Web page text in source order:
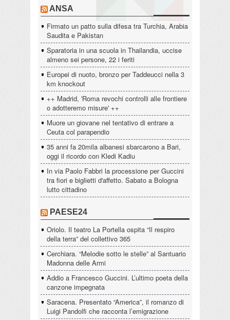
ANSA
Firmato un patto sulla difesa tra Turchia, Arabia
Saudita e Pakistan
Sparatoria in una scuola in Thailandia, uccise
almeno sei persone, 22 i feriti
Europei di nuoto, bronzo per Taddeucci nella 3
km knockout
++ Madrid, 'Roma revochi controlli alle frontiere
o adotteremo misure' ++
Muore un giovane nel tentativo di entrare a
Ceuta col parapendio
35 anni fa 20mila albanesi sbarcarono a Bari,
oggi il ricordo con Kledi Kadiu
In via Paolo Fabbri la processione per Guccini
tra fiori e biglietti d'affetto. Sabato a Bologna
lutto cittadino
PAESE24
Oriolo. Il teatro La Portella ospita “Il respiro
della terra” del collettivo 365
Cerchiara. “Melodie sotto le stelle” al Santuario
Madonna delle Armi
Addio a Francesco Guccini. L’ultimo poeta della
canzone impegnata
Saracena. Presentato “America”, il romanzo di
Luigi Pandolfi che racconta l’emigrazione